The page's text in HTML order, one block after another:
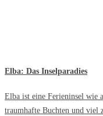
Elba: Das Inselparadies
Elba ist eine Ferieninsel wie
traumhafte Buchten und viel